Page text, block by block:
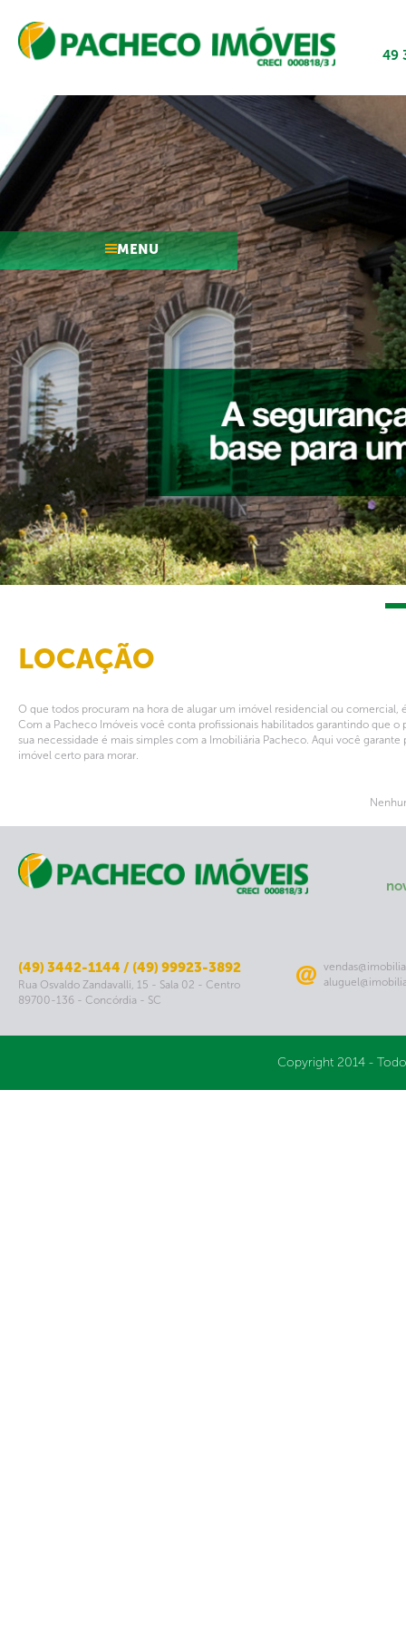
49
MENU
LOCAÇÃO
O que todos procuram na hora de alugar um imóvel residencial ou
Com a Pacheco Imóveis você conta profissionais habilitados garantindo que
sua necessidade é mais simples com a Imobiliária Pacheco. Aqui você
imóvel certo para morar.
(49) 3442-1144 / (49) 99923-3892
Rua Osvaldo Zandavalli, 15 - Sala 02 - Centro
89700-136 - Concórdia - SC
Copyright 2014 -